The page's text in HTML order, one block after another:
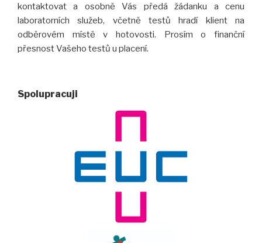
kontaktovat a osobně Vás předá žádanku a cenu
laboratorních služeb, včetně testů hradí klient na
odběrovém místě v hotovosti. Prosím o finanční
přesnost Vašeho testů u placení.
Spolupracuji